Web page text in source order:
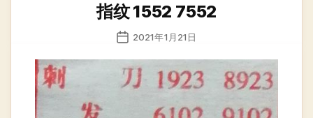
指纹 1552 7552
发
日
期
2021年1月21日